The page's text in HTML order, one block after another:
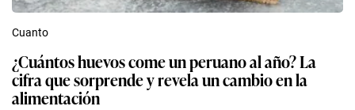
Cuanto
¿Cuántos huevos come un peruano al año? La
cifra que sorprende y revela un cambio en la
alimentación